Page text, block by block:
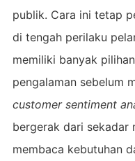
publik. Cara ini tetap
di tengah perilaku
memiliki banyak
pengalaman sebelum
customer sentiment
bergerak dari sekadar
membaca kebutuhan